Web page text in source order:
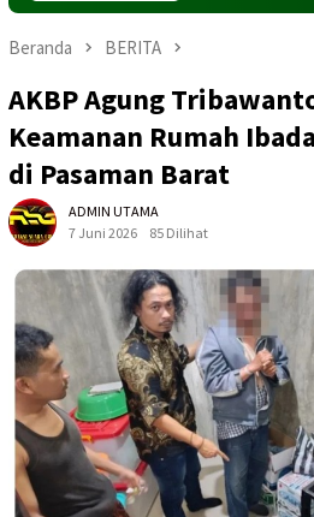
Beranda BERITA
AKBP Agung
Keamanan Rumah
di Pasaman Barat
ADMIN UTAMA
7 Juni 2026
85 Dilihat